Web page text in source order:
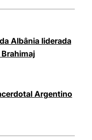
Albânia liderada
Argentino